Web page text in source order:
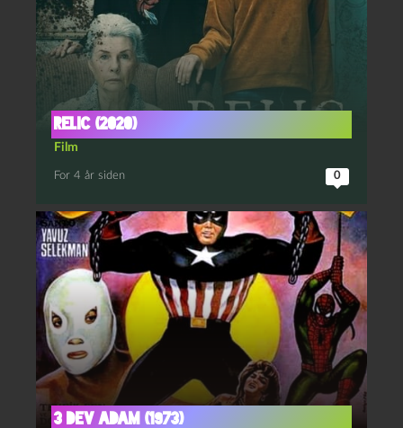
Relic (2020)
Film
For 4 år siden 0
3 dev Adam (1973)